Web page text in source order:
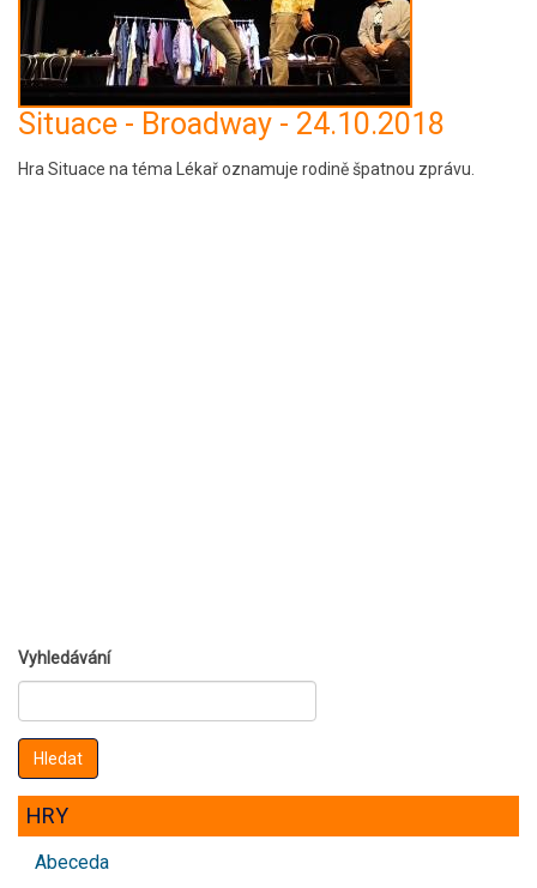
Situace - Broadway - 24.10.2018
Hra Situace na téma Lékař oznamuje rodině špatnou zprávu.
Vyhledávání
HRY
Abeceda